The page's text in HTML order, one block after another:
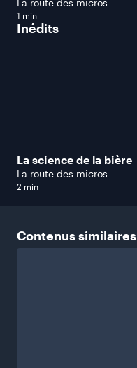
La route des micros
1 min
Inédits
La science de la bière
La route des micros
2 min
Contenussimilaires